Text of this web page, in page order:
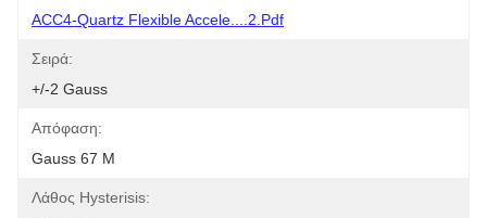
ACC4-Quartz Flexible Accele....2.pdf
Σειρά:
+/-2 Gauss
Απόφαση:
Gauss 67 Μ
Λάθος Hysterisis: